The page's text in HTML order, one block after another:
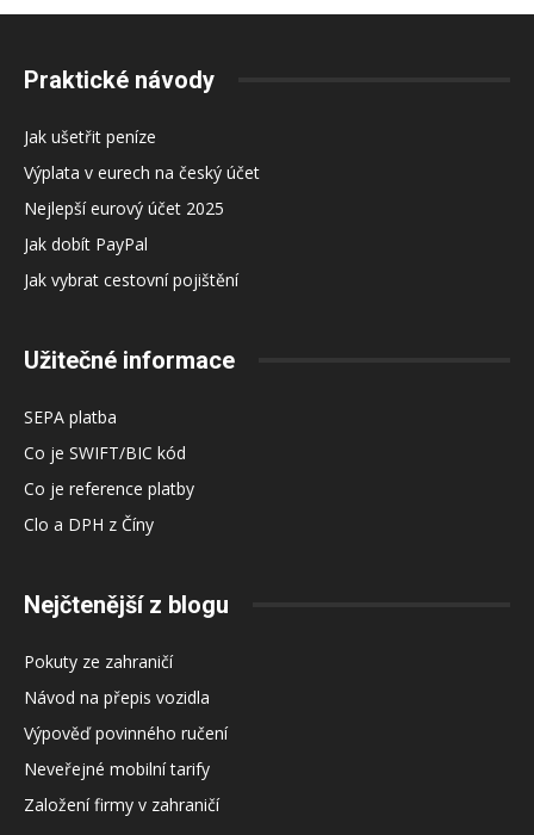
Praktické návody
Jak ušetřit peníze
Výplata v eurech na český účet
Nejlepší eurový účet 2025
Jak dobít PayPal
Jak vybrat cestovní pojištění
Užitečné informace
SEPA platba
Co je SWIFT/BIC kód
Co je reference platby
Clo a DPH z Číny
Nejčtenější z blogu
Pokuty ze zahraničí
Návod na přepis vozidla
Výpověď povinného ručení
Neveřejné mobilní tarify
Založení firmy v zahraničí